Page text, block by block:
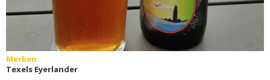
Merken
Texels Eyerlander